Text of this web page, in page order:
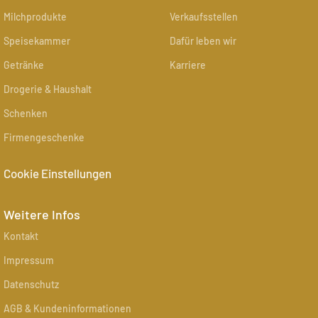
Milchprodukte
Speisekammer
Getränke
Drogerie & Haushalt
Schenken
Firmengeschenke
Cookie Einstellungen
Verkaufsstellen
Dafür leben wir
Karriere
Weitere Infos
Kontakt
Impressum
Datenschutz
AGB & Kundeninformationen